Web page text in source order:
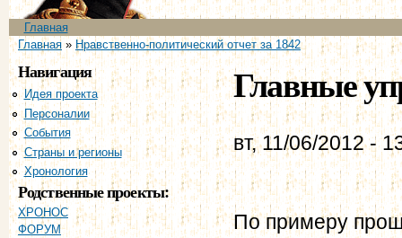
Главное меню
Главная
Вы здесь
Главная» Нравственно-политический отчет за 1842
Навигация
Идея проекта
Персоналии
События
Страны и регионы
Хронология
Родственные проекты:
ХРОНОС
ФОРУМ
Главные
вт, 11/06/2012 -
По примеру